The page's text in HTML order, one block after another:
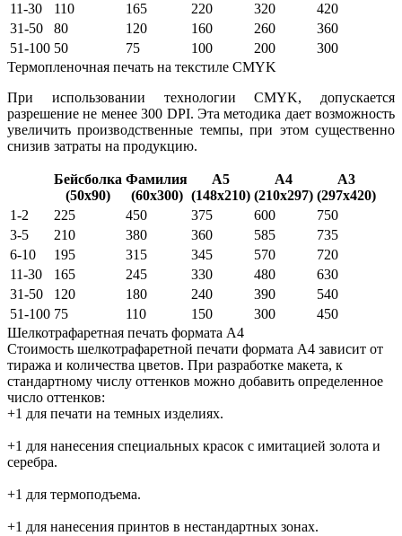
11-30
110 165 220 320
420
31-50
80 120 160 260
360
51-100 50 75 100 200
300
Термопленочная печать на текстиле CMYK
При использовании технологии CMYK, допускается
разрешение не менее 300 DPI. Эта методика дает возможность
увеличить производственные темпы, при этом существенно
снизив затраты на продукцию.
Бейсболка
(50х90)
Фамилия
(60х300)
А5
(148х210)
А4
(210х297)
А3
(297х420)
1-2
225 450 375 600
750
3-5
210 380 360 585
735
6-10
195 315 345 570
720
11-30
165 245 330 480
630
31-50
120 180 240 390
540
51-100 75 110 150 300
450
Шелкотрафаретная печать формата А4
Стоимость шелкотрафаретной печати формата А4 зависит от
тиража и количества цветов. При разработке макета, к
стандартному числу оттенков можно добавить определенное
число оттенков:
+1 для печати на темных изделиях.
+1 для нанесения специальных красок с имитацией золота и
серебра.
+1 для термоподъема.
+1 для нанесения принтов в нестандартных зонах.